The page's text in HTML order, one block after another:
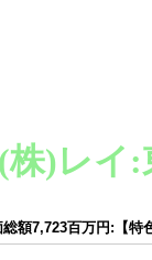
株)レイ:
総額7,723百万円:【特